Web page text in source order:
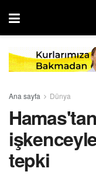
Ana sayfa Dünya
tepki